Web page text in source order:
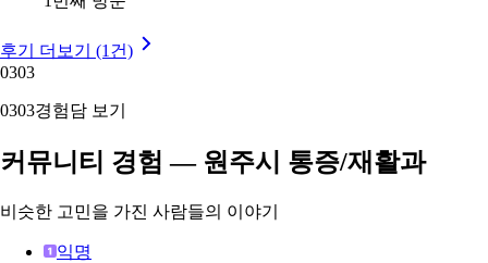
후기 더보기 (1건)
0303
0303경험담 보기
커뮤니티 경험 — 원주시 통증/재활과
비슷한 고민을 가진 사람들의 이야기
익명